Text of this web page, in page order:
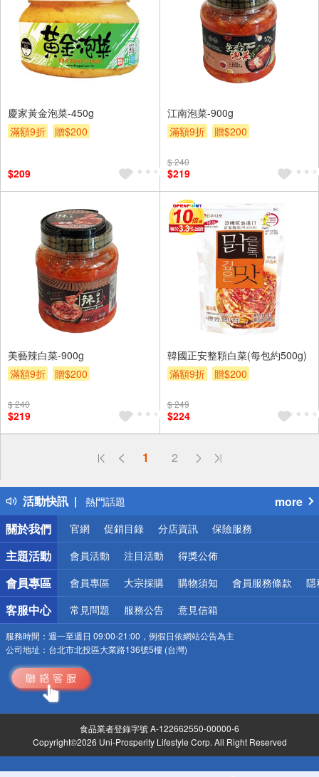
慶家黃金泡菜-450g
滿額9折
贈$200
$209
江南泡菜-900g
滿額9折
贈$200
$ 240
$219
美藝辣白菜-900g
滿額9折
贈$200
$ 240
$219
韓國正安整顆白菜(每包約500g)
滿額9折
贈$200
$ 249
$224
1 2
活動快訊
偏遠地區配送
得獎公告
熱門話題
銀行優惠
偏遠地區配送
詐騙網頁！請小心！
more
關於我們
官網 促銷目錄 分店資訊 保險服務
主題活動 會員活動 注目活動 得獎公佈
會員專區 會員專區 大宗採購 購物須知 會員服務條款 隱
客服中心 常見問題 服務公告 意見信箱
服務時間： 週一至週日 09:00-21:00，例假日依網站公告為主
公司地址： 台北市北投區大業路136號5樓 (台灣)
食品業者登錄字號 A-122662550-00000-6
Copyright©2026 Uni-Prosperity Lifestyle Corp. All Right Reserved